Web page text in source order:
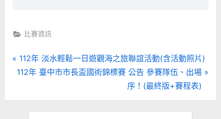
比賽資訊
文
P
r
112年 淡水輕鬆一日遊觀海之旅聯誼活動(含活動照片)
N
112年 臺中市市長盃國術錦標賽 公告 參賽隊伍、出場
序！(最終版+賽程表)